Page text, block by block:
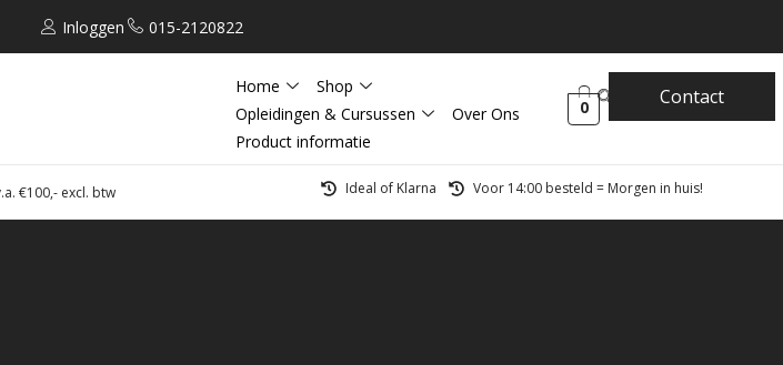
Inloggen 015-2120822
Home
Shop
Opleidingen & Cursussen
Over Ons
Product informatie
0 Contact
€100,- excl. btw Ideal of Klarna Voor 14:00 besteld = Morgen in huis!